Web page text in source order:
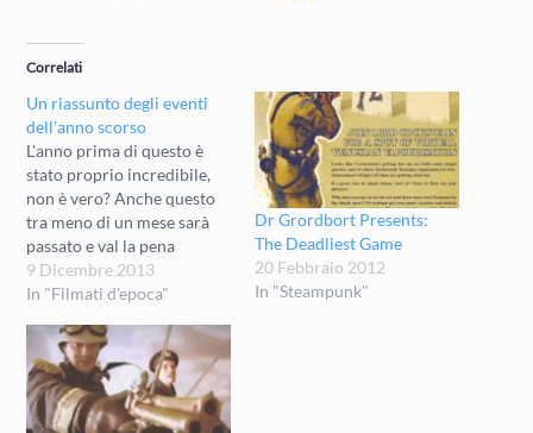
Correlati
Un riassunto degli eventi
dell’anno scorso
L'anno prima di questo è
stato proprio incredibile,
non è vero? Anche questo
tra meno di un mese sarà
passato e val la pena
ricordare il precedente
prima che il futuro di
ricchezza che ci attende nel
1914 ci faccia dimenticare
per il disgusto sia
quest'anno…
9 Dicembre 2013
In "Filmati d'epoca"
Dr Grordbort Presents:
The Deadliest Game
20 Febbraio 2012
In "Steampunk"